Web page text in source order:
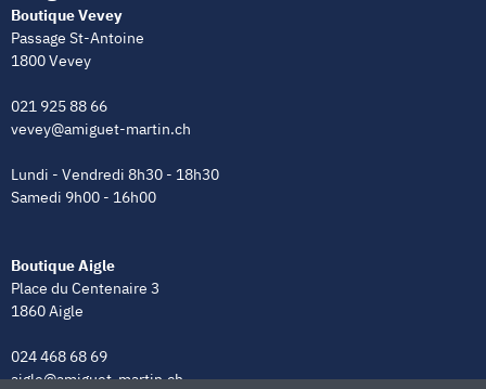
Boutique Vevey
Passage St-Antoine
1800 Vevey
021 925 88 66
vevey@amiguet-martin.ch
Lundi - Vendredi 8h30 - 18h30
Samedi 9h00 - 16h00
Boutique Aigle
Place du Centenaire 3
1860 Aigle
024 468 68 69
aigle@amiguet-martin.ch